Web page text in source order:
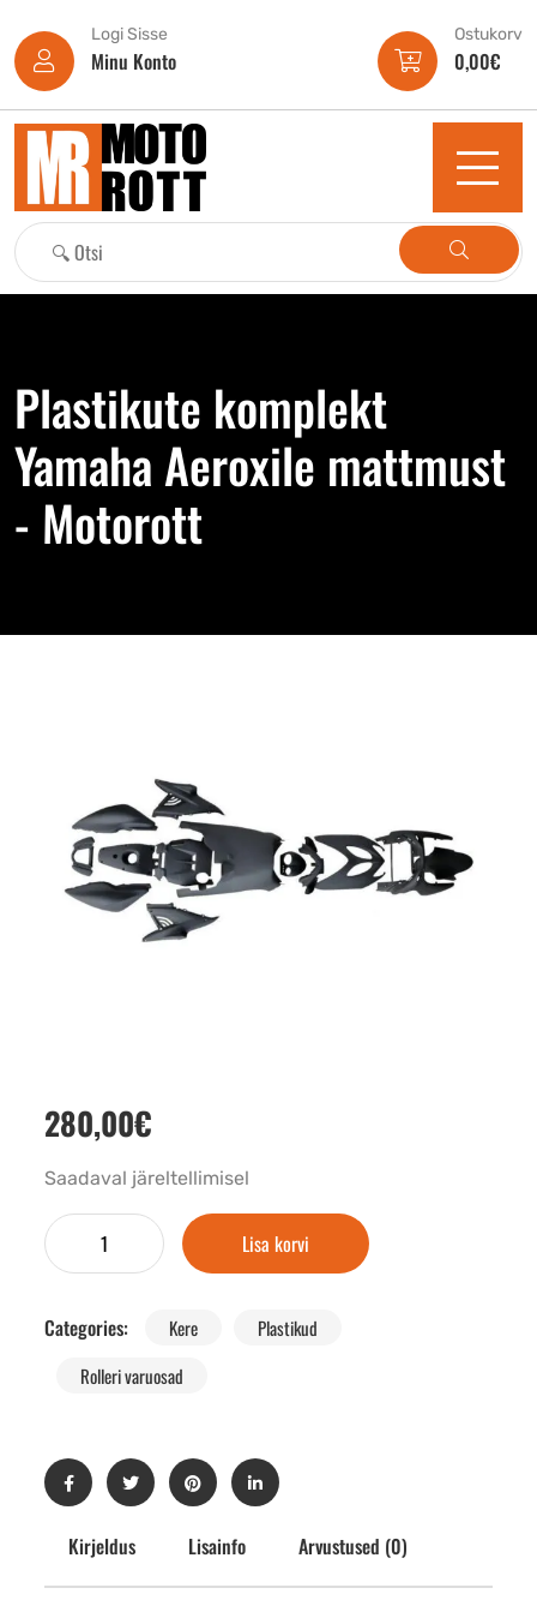
Logi Sisse
Minu Konto
Ostukorv
0,00€
Plastikute komplekt
Yamaha Aeroxile mattmust
- Motorott
280,00€
Saadaval järeltellimisel
Lisa korvi
Categories: Kere
Plastikud
Rolleri varuosad
Kirjeldus Lisainfo Arvustused (0)